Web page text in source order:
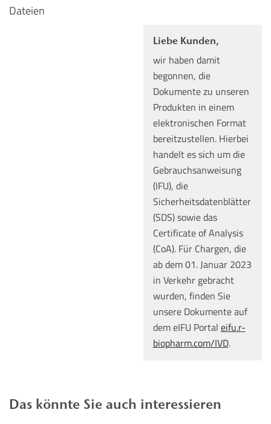
Dateien
Liebe Kunden,
wir haben damit
begonnen, die
Dokumente zu unseren
Produkten in einem
elektronischen Format
bereitzustellen. Hierbei
handelt es sich um die
Gebrauchsanweisung
(IFU), die
Sicherheitsdatenblätter
(SDS) sowie das
Certificate of Analysis
(CoA). Für Chargen, die
ab dem 01. Januar 2023
in Verkehr gebracht
wurden, finden Sie
unsere Dokumente auf
dem eIFU Portal eifu.r-
biopharm.com/IVD.
Das könnte Sie auch interessieren